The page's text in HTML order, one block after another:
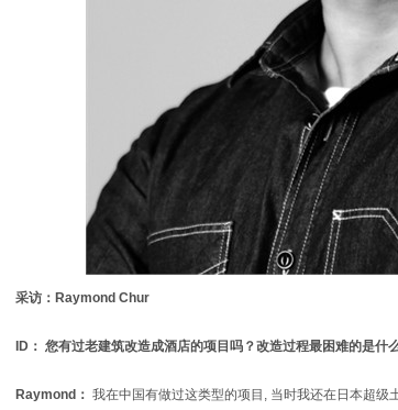
采访：Raymond Chur
ID： 您有过老建筑改造成酒店的项目吗？改造过程最困难的是什
Raymond： 我在中国有做过这类型的项目, 当时我还在日本超级